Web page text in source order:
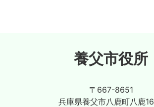
養父市役所
〒667-8651
兵庫県養父市八鹿町八鹿